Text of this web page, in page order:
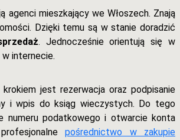
mieszkający we Włoszech. Znają
Dzięki temu są w stanie doradzić
. Jednocześnie orientują się w
internecie.
jest rezerwacja oraz podpisanie
i wpis do ksiąg wieczystych. Do tego
numeru podatkowego i otwarcie konta
pośrednictwo w zakupie